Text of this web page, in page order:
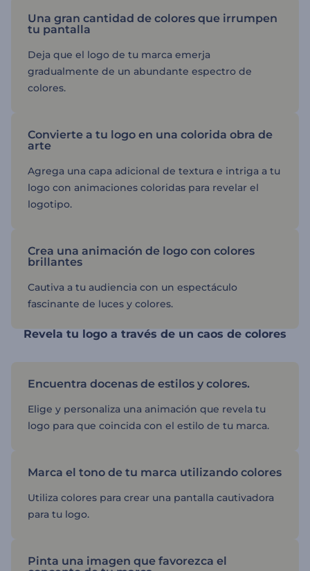
Una gran cantidad de colores que irrumpen
tu pantalla
Deja que el logo de tu marca emerja
gradualmente de un abundante espectro de
colores.
Convierte a tu logo en una colorida obra de
arte
Agrega una capa adicional de textura e intriga a tu
logo con animaciones coloridas para revelar el
logotipo.
Crea una animación de logo con colores
brillantes
Cautiva a tu audiencia con un espectáculo
fascinante de luces y colores.
Revela tu logo a través de un caos de colores
Encuentra docenas de estilos y colores.
Elige y personaliza una animación que revela tu
logo para que coincida con el estilo de tu marca.
Marca el tono de tu marca utilizando colores
Utiliza colores para crear una pantalla cautivadora
para tu logo.
Pinta una imagen que favorezca el